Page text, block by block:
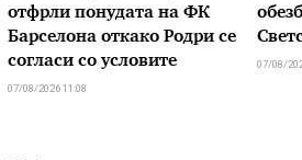
отфрли понудата на ФК
Барселона откако Родри се
согласи со условите
07/08/2026 11:08
07/08/